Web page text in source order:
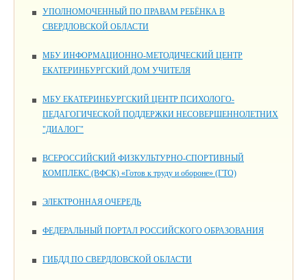
УПОЛНОМОЧЕННЫЙ ПО ПРАВАМ РЕБЁНКА В
СВЕРДЛОВСКОЙ ОБЛАСТИ
МБУ ИНФОРМАЦИОННО-МЕТОДИЧЕСКИЙ ЦЕНТР
ЕКАТЕРИНБУРГСКИЙ ДОМ УЧИТЕЛЯ
МБУ ЕКАТЕРИНБУРГСКИЙ ЦЕНТР ПСИХОЛОГО-
ПЕДАГОГИЧЕСКОЙ ПОДДЕРЖКИ НЕСОВЕРШЕННОЛЕТНИХ
"ДИАЛОГ"
ВСЕРОССИЙСКИЙ ФИЗКУЛЬТУРНО-СПОРТИВНЫЙ
КОМПЛЕКС (ВФСК) «Готов к труду и обороне» (ГТО)
ЭЛЕКТРОННАЯ ОЧЕРЕДЬ
ФЕДЕРАЛЬНЫЙ ПОРТАЛ РОССИЙСКОГО ОБРАЗОВАНИЯ
ГИБДД ПО СВЕРДЛОВСКОЙ ОБЛАСТИ